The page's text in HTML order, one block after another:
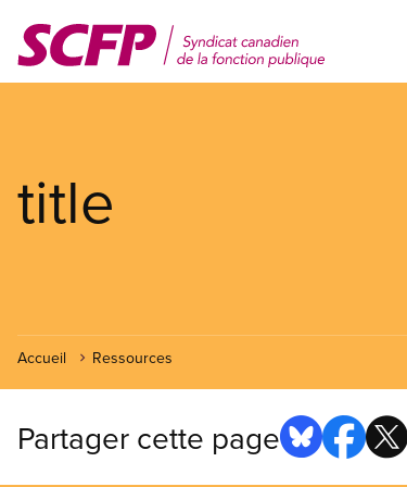
contenu
title
Accueil Ressources
Partager cette page